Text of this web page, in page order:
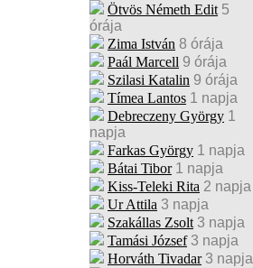
Ötvös Németh Edit 5
órája
Zima István 8 órája
Paál Marcell 9 órája
Szilasi Katalin 9 órája
Tímea Lantos 1 napja
Debreczeny György 1
napja
Farkas György 1 napja
Bátai Tibor 1 napja
Kiss-Teleki Rita 2 napja
Ur Attila 3 napja
Szakállas Zsolt 3 napja
Tamási József 3 napja
Horváth Tivadar 3 napja